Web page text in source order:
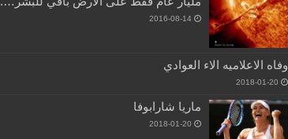
2016-08-14
وفاه الاعلاميه الاء العوادي
2018-01-20
ماريا شارابوفا
2018-01-20